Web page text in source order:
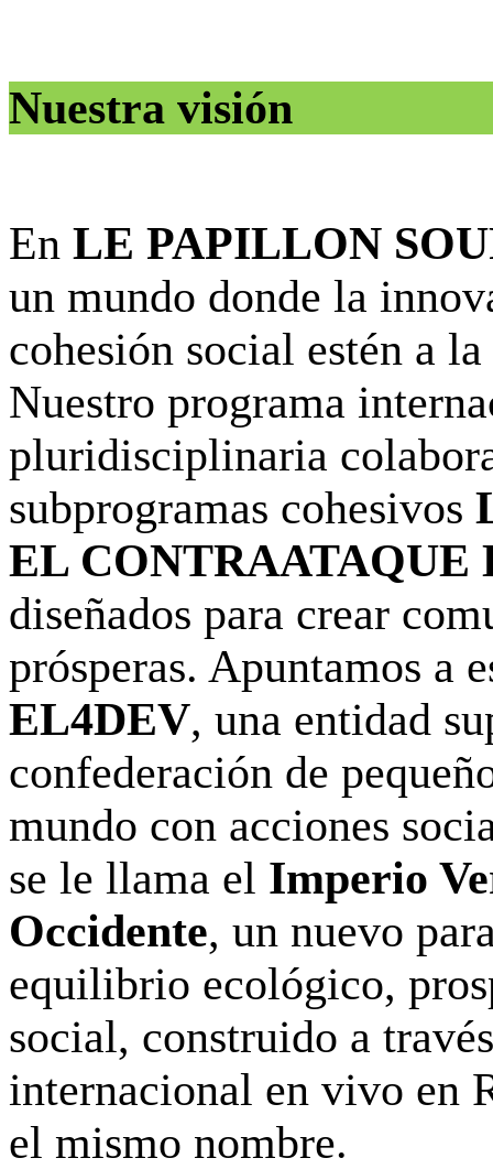
Nuestra visión
En LE PAPILLON
un mundo donde la
cohesión social estén a
Nuestro programa
pluridisciplinaria
subprogramas cohesivos
EL CONTRAATAQUE
diseñados para crear
prósperas. Apuntamos a
EL4DEV, una entidad
confederación de
mundo con acciones
se le llama el Imperio
Occidente, un nuevo
equilibrio ecológico,
social, construido a
internacional en vivo en
el mismo nombre.